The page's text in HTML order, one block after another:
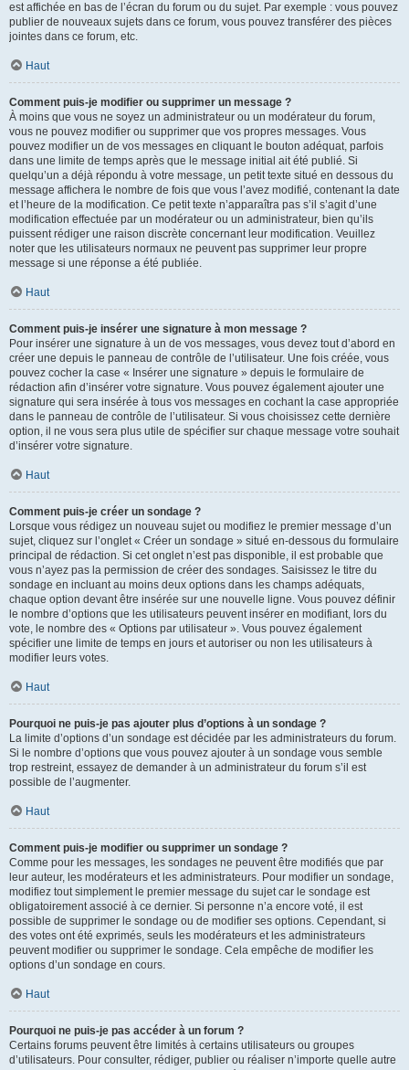
est affichée en bas de l’écran du forum ou du sujet. Par exemple : vous pouvez
publier de nouveaux sujets dans ce forum, vous pouvez transférer des pièces
jointes dans ce forum, etc.
Haut
Comment puis-je modifier ou supprimer un message ?
À moins que vous ne soyez un administrateur ou un modérateur du forum,
vous ne pouvez modifier ou supprimer que vos propres messages. Vous
pouvez modifier un de vos messages en cliquant le bouton adéquat, parfois
dans une limite de temps après que le message initial ait été publié. Si
quelqu’un a déjà répondu à votre message, un petit texte situé en dessous du
message affichera le nombre de fois que vous l’avez modifié, contenant la date
et l’heure de la modification. Ce petit texte n’apparaîtra pas s’il s’agit d’une
modification effectuée par un modérateur ou un administrateur, bien qu’ils
puissent rédiger une raison discrète concernant leur modification. Veuillez
noter que les utilisateurs normaux ne peuvent pas supprimer leur propre
message si une réponse a été publiée.
Haut
Comment puis-je insérer une signature à mon message ?
Pour insérer une signature à un de vos messages, vous devez tout d’abord en
créer une depuis le panneau de contrôle de l’utilisateur. Une fois créée, vous
pouvez cocher la case « Insérer une signature » depuis le formulaire de
rédaction afin d’insérer votre signature. Vous pouvez également ajouter une
signature qui sera insérée à tous vos messages en cochant la case appropriée
dans le panneau de contrôle de l’utilisateur. Si vous choisissez cette dernière
option, il ne vous sera plus utile de spécifier sur chaque message votre souhait
d’insérer votre signature.
Haut
Comment puis-je créer un sondage ?
Lorsque vous rédigez un nouveau sujet ou modifiez le premier message d’un
sujet, cliquez sur l’onglet « Créer un sondage » situé en-dessous du formulaire
principal de rédaction. Si cet onglet n’est pas disponible, il est probable que
vous n’ayez pas la permission de créer des sondages. Saisissez le titre du
sondage en incluant au moins deux options dans les champs adéquats,
chaque option devant être insérée sur une nouvelle ligne. Vous pouvez définir
le nombre d’options que les utilisateurs peuvent insérer en modifiant, lors du
vote, le nombre des « Options par utilisateur ». Vous pouvez également
spécifier une limite de temps en jours et autoriser ou non les utilisateurs à
modifier leurs votes.
Haut
Pourquoi ne puis-je pas ajouter plus d’options à un sondage ?
La limite d’options d’un sondage est décidée par les administrateurs du forum.
Si le nombre d’options que vous pouvez ajouter à un sondage vous semble
trop restreint, essayez de demander à un administrateur du forum s’il est
possible de l’augmenter.
Haut
Comment puis-je modifier ou supprimer un sondage ?
Comme pour les messages, les sondages ne peuvent être modifiés que par
leur auteur, les modérateurs et les administrateurs. Pour modifier un sondage,
modifiez tout simplement le premier message du sujet car le sondage est
obligatoirement associé à ce dernier. Si personne n’a encore voté, il est
possible de supprimer le sondage ou de modifier ses options. Cependant, si
des votes ont été exprimés, seuls les modérateurs et les administrateurs
peuvent modifier ou supprimer le sondage. Cela empêche de modifier les
options d’un sondage en cours.
Haut
Pourquoi ne puis-je pas accéder à un forum ?
Certains forums peuvent être limités à certains utilisateurs ou groupes
d’utilisateurs. Pour consulter, rédiger, publier ou réaliser n’importe quelle autre